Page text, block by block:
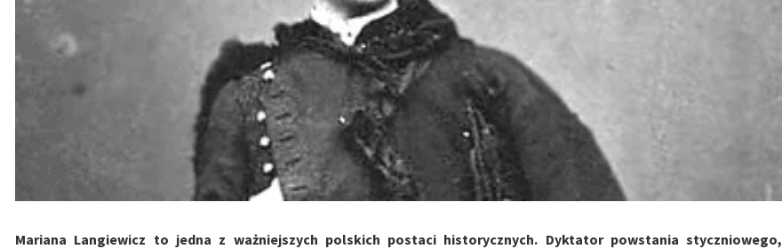
Mariana Langiewicz to jedna z ważniejszych polskich postaci historycznych. Dyktator powstania styczniowego,